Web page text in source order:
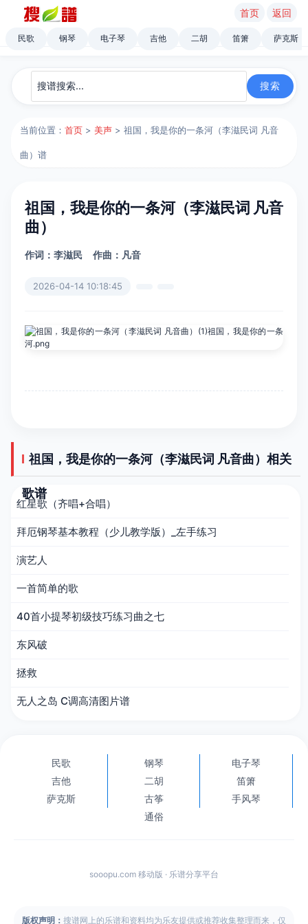
首页 返回
民歌 钢琴 电子琴 吉他 二胡 笛箫 萨克斯
当前位置：首页 >美声 > 祖国，我是你的一条河（李滋民词 凡音
曲）谱
祖国，我是你的一条河（李滋民词 凡音
曲）
作词：李滋民 作曲：凡音
2026-04-14 10:18:45
祖国，我是你的一条河（李滋民词 凡音曲）相关
歌谱
红星歌（齐唱+合唱）
拜厄钢琴基本教程（少儿教学版）_左手练习
演艺人
一首简单的歌
40首小提琴初级技巧练习曲之七
东风破
拯救
无人之岛 C调高清图片谱
民歌 钢琴
电子琴
吉他
二胡
笛箫
萨克斯
古筝
手风琴
通俗
sooopu.com 移动版 · 乐谱分享平台
版权声明： 搜谱网上的乐谱和资料均为乐友提供或推荐收集整理而来，仅